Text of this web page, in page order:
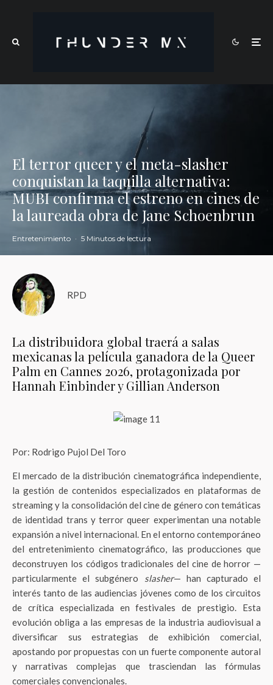
El terror queer y el meta-slasher
conquistan la taquilla alternativa:
MUBI confirma el estreno en cines de
la laureada obra de Jane Schoenbrun
Entretenimiento · 5 Minutos de lectura
RPD
La distribuidora global traerá a salas
mexicanas la película ganadora de la Queer
Palm en Cannes 2026, protagonizada por
Hannah Einbinder y Gillian Anderson
Por: Rodrigo Pujol Del Toro
El mercado de la distribución cinematográfica independiente,
la gestión de contenidos especializados en plataformas de
streaming y la consolidación del cine de género con temáticas
de identidad trans y terror queer experimentan una notable
expansión a nivel internacional. En el entorno contemporáneo
del entretenimiento cinematográfico, las producciones que
deconstruyen los códigos tradicionales del cine de horror —
particularmente el subgénero slasher— han capturado el
interés tanto de las audiencias jóvenes como de los circuitos
de crítica especializada en festivales de prestigio. Esta
evolución obliga a las empresas de la industria audiovisual a
diversificar sus estrategias de exhibición comercial,
apostando por propuestas con un fuerte componente autoral
y narrativas complejas que trasciendan las fórmulas
comerciales convencionales.